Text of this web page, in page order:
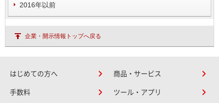
2016年以前
企業・開示情報トップへ戻る
はじめての方へ 商品・サービス
手数料 ツール・アプリ